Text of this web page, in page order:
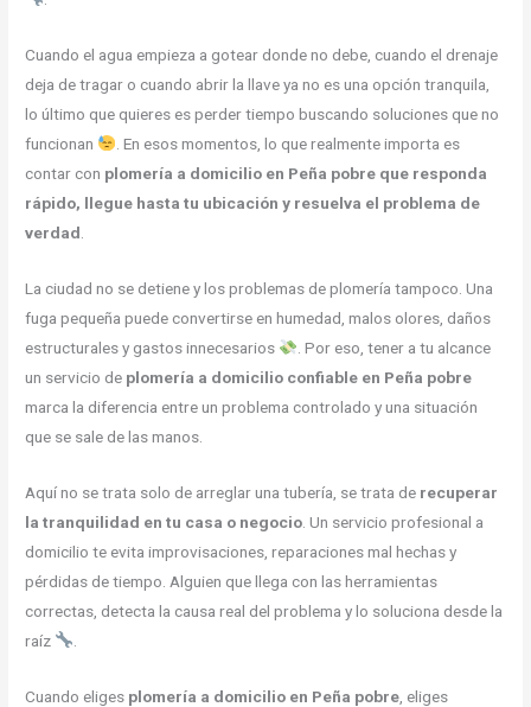
Cuando el agua empieza a gotear donde no debe, cuando el drenaje
deja de tragar o cuando abrir la llave ya no es una opción tranquila,
lo último que quieres es perder tiempo buscando soluciones que no
funcionan
. En esos momentos, lo que realmente importa es
contar con plomería a domicilio en Peña pobre que responda
rápido, llegue hasta tu ubicación y resuelva el problema de
verdad
La ciudad no se detiene y los problemas de plomería tampoco. Una
fuga pequeña puede convertirse en humedad, malos olores, daños
estructurales y gastos innecesarios
. Por eso, tener a tu alcance
un servicio de plomería a domicilio confiable en Peña pobre
marca la diferencia entre un problema controlado y una situación
que se sale de las manos.
Aquí no se trata solo de arreglar una tubería, se trata de recuperar
la tranquilidad en tu casa o negocio . Un servicio profesional a
domicilio te evita improvisaciones, reparaciones mal hechas y
pérdidas de tiempo. Alguien que llega con las herramientas
correctas, detecta la causa real del problema y lo soluciona desde la
raíz
Cuando eliges plomería a domicilio en Peña pobre , eliges